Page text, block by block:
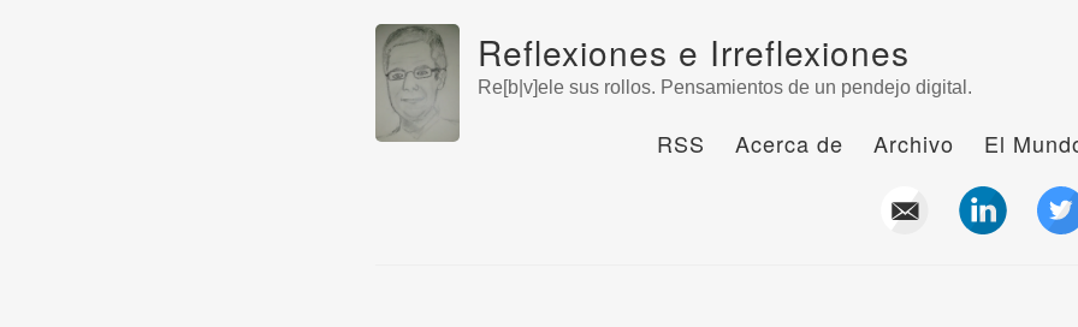
Reflexiones e Irreflexiones
Re[b|v]ele sus rollos. Pensamientos de un pendejo digital.
RSS Acerca de Archivo El